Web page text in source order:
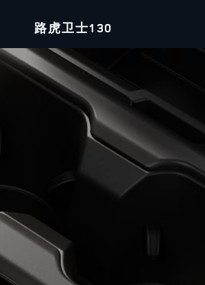
路虎卫士130